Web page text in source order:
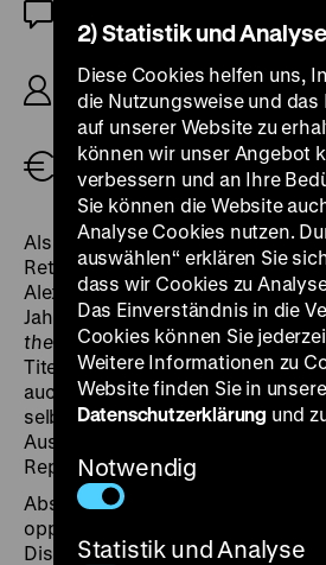
R/B: George A. Romero, K:
Simon Baker, Dennis
Eugene Clark, 93'
Tickets
Als jüngstes Werk seiner
Retrospektive im Rahmen der 12.
Alexander Horwarth 2007
Jahre zuvor erschienenes
the Dead. Der Splatterhorror
Titel „Zweimal leben“, sondern
auch offen, dass der
selbstreflexive Nachkriegsfilm,
Auswahl steht, sich nicht nur
Repertoirekino-Standards
Abseits postmoderner Kapriolen
opportunistischen Anbiederns an
Diskursmatsch drängt inLand of
2) Statistik und Analyse
Diese Cookies helfen uns,
die Nutzungsweise und
auf unserer Website zu
können wir unser Angebot
verbessern und an Ihre
Sie können die Website
Analyse Cookies nutzen.
auswählen“ erklären Sie
dass wir Cookies zu
Das Einverständnis in die
Cookies können Sie
Weitere Informationen zu
Website finden Sie in
Datenschutzerklärung und
Notwendig
Statistik und Analyse